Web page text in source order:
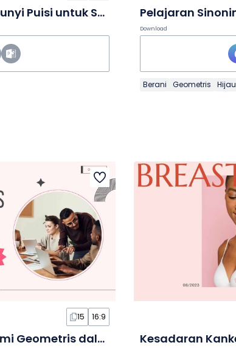
Pelajaran Perangkat Bunyi Puisi untuk SMA dalam Slide
Download
Berani Geometris Hijau
15 16:9
Rapat Bisnis Musim Semi Geometris dalam Slide